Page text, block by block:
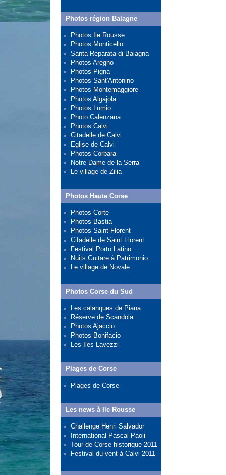
Photos région Balagne
Photos Ile Rousse
Photos Monticello
Santa Reparata di Balagna
Photos Aregno
Photos Pigna
Photos Sant'Antonino
Photos Montemaggiore
Photos Algajola
Photos Lumio
Photo Calenzana
Photos Calvi
Citadelle de Calvi
Eglise de Calvi
Photos Corbara
Notre Dame de la Serra
Le village de Zilia
Photos Haute Corse
Photos Corte
Photos Bastia
Photos Saint Florent
Citadelle de Saint Florent
Festival Porto Latino
Nuits Guitare à Patrimonio
Le village de Novale
Photos Corse du Sud
Les calanques de Piana
Réserve de Scandola
Photos Ajaccio
Photos Bonifacio
Les Iles Lavezzi
Plages de Corse
Plages de Corse
Les news à Ile Rousse
Challenge Henri Salvador
International Pascal Paoli
Tour de Corse historique 2011
Festival du vent à Calvi 2011